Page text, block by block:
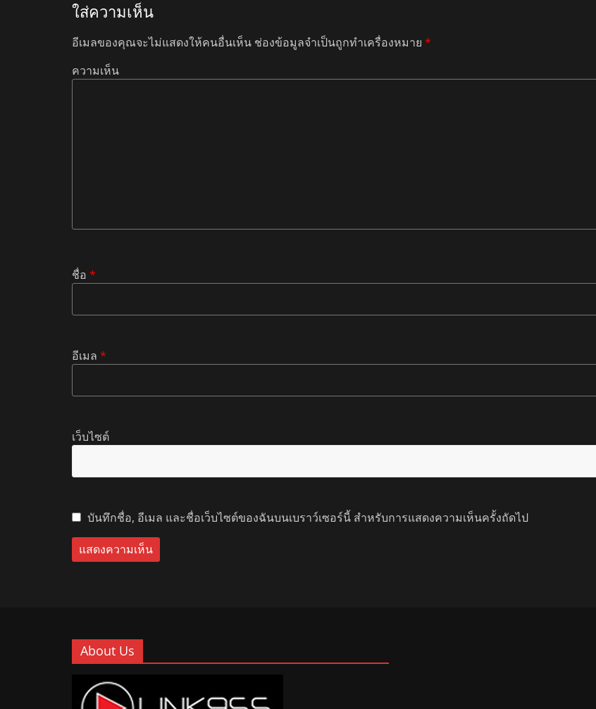
ใส่ความเห็น
อีเมลของคุณจะไม่แสดงให้คนอื่นเห็น ช่องข้อมูลจำเป็นถูกทำเครื่องหมาย *
ความเห็น
ชื่อ *
อีเมล *
เว็บไซต์
บันทึกชื่อ, อีเมล และชื่อเว็บไซต์ของฉันบนเบราว์เซอร์นี้ สำหรับการแสดงความเห็นครั้งถัดไป
About Us